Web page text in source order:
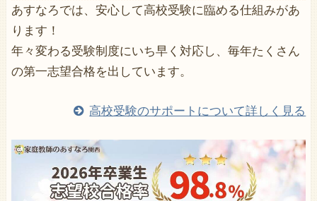
あすなろでは、安心して高校受験に臨める仕組みがあ
ります！
年々変わる受験制度にいち早く対応し、毎年たくさん
の第一志望合格を出しています。
高校受験のサポートについて詳しく見る